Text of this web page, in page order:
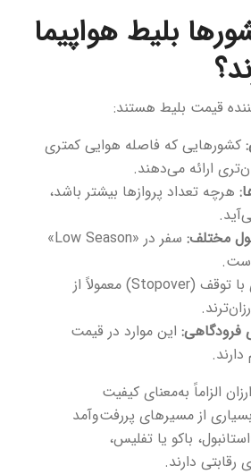
بلیط هواپیما
قیمت بلیط هستند:
کشورهایی که فاصله هوایی کمتری
ارائه می‌دهند.
هرچه تعداد پروازها بیشتر باشد،
مختلف:
سفر در «Low Season»
پروازهای با توقف (Stopover) معمولاً از
فرودگاهی: این موارد در قیمت
الزاماً به‌معنای کیفیت
از مسیرهای پررفت‌وآمد
باکو یا تفلیس،
دارند.